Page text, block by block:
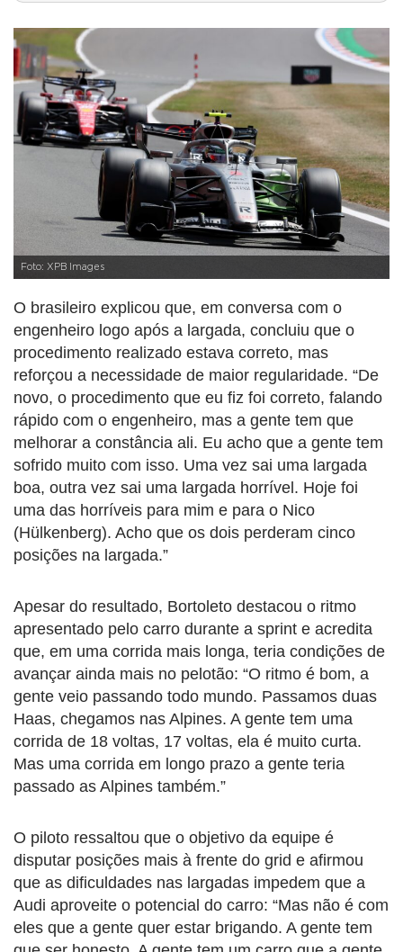
Foto: XPB Images
O brasileiro explicou que, em conversa com o
engenheiro logo após a largada, concluiu que o
procedimento realizado estava correto, mas
reforçou a necessidade de maior regularidade. “De
novo, o procedimento que eu fiz foi correto, falando
rápido com o engenheiro, mas a gente tem que
melhorar a constância ali. Eu acho que a gente tem
sofrido muito com isso. Uma vez sai uma largada
boa, outra vez sai uma largada horrível. Hoje foi
uma das horríveis para mim e para o Nico
(Hülkenberg). Acho que os dois perderam cinco
posições na largada.”
Apesar do resultado, Bortoleto destacou o ritmo
apresentado pelo carro durante a sprint e acredita
que, em uma corrida mais longa, teria condições de
avançar ainda mais no pelotão: “O ritmo é bom, a
gente veio passando todo mundo. Passamos duas
Haas, chegamos nas Alpines. A gente tem uma
corrida de 18 voltas, 17 voltas, ela é muito curta.
Mas uma corrida em longo prazo a gente teria
passado as Alpines também.”
O piloto ressaltou que o objetivo da equipe é
disputar posições mais à frente do grid e afirmou
que as dificuldades nas largadas impedem que a
Audi aproveite o potencial do carro: “Mas não é com
eles que a gente quer estar brigando. A gente tem